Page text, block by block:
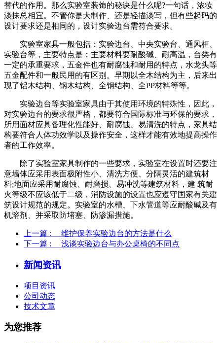
替代的作用。那么实验室装饰的秘诀是什么呢?一句话，浓妆
淡抹总相宜。不管你是大制作、还是轻描淡写，但有些起码的
设计要求还是相同的，设计实验边台需符合要求。
实验室家具一般包括：实验边台、中央实验台、通风柜、
实验台等，主要特点是：主要材料要耐酸碱、耐高温，台类有
一定的承重要求，五金件也有耐腐蚀和耐用的特点，水龙头等
五金配件和一般民用的有区别。早期以全木结构为主，后来出
现了铝木结构、钢木结构、全钢结构、全PP材料等等。
实验边台等实验室家具由于其使用环境的特殊性，因此，
对实验边台的要求很严格，都要符合国际标准与环保的要求，
所用面材应具备理化性能好、耐腐蚀、易清洗的特点，家具结
构要符合人体功效学以及操作安全，这样才能有效地提高操作
者的工作效率。
除了实验室家具制作的一些要求，实验室在设置时还要注
意墙体应采用表面极附性小、清洗方便、分隔灵活的建筑材
料;地面应采用耐腐蚀、耐磨损、易冲洗等建筑材料，建 筑耐
火等级不应该低于二级，消防设施的设置也应遵守国家有关建
筑设计规范的规定。实验室的水槽、下水管道等应耐酸碱及有
机溶剂、并采取防堵塞、防渗漏措施。
上一篇 : 维护保养实验边台的方法是什么
下一篇 : 浅谈实验边台与办公桌椅的不同点
新闻资讯
项目资讯
公司动态
技术文章
为您推荐